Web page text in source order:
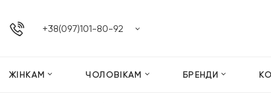
+38(097)101-80-92
ЖІНКАМ ЧОЛОВІКАМ БРЕНДИ